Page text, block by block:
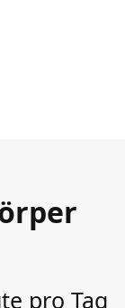
pro Tag